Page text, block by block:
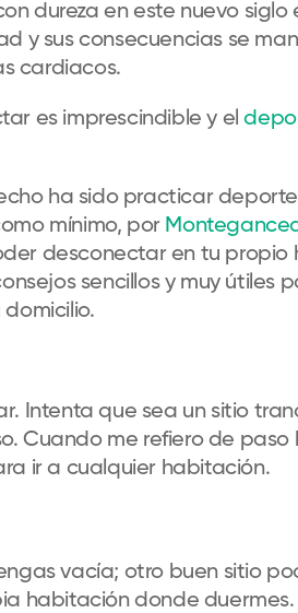
dureza en este nuevo siglo
y sus consecuencias se
cardiacos.
es imprescindible y el
ha sido practicar
mínimo, por
desconectar en tu propio
sencillos y muy útiles
Intenta que sea un sitio
Cuando me refiero de paso
ir a cualquier habitación.
vacía; otro buen sitio
habitación donde duermes.